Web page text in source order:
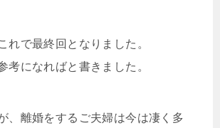
れで最終回となりました。
考になればと書きました。
、離婚をするご夫婦は今は凄く多